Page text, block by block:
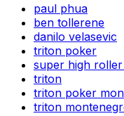
paul phua
ben tollerene
danilo velasevic
triton poker
super high roller
triton
triton poker
triton